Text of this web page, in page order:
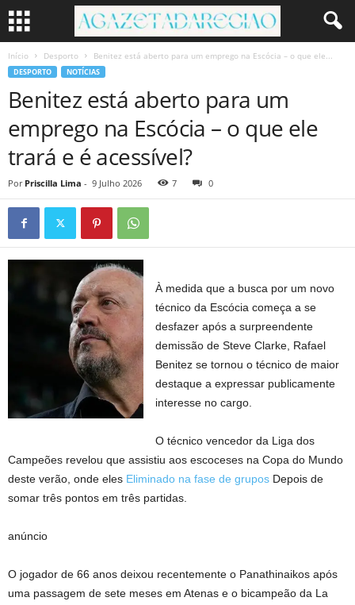
Início Desporto Benitez está aberto para um emprego na Escócia – o que ele...
DESPORTO NOTÍCIAS
Benitez está aberto para um
emprego na Escócia – o que ele
trará e é acessível?
Por Priscilla Lima - 9 Julho 2026 7 0
À medida que a busca por um novo
técnico da Escócia começa a se
desfazer após a surpreendente
demissão de Steve Clarke, Rafael
Benitez se tornou o técnico de maior
destaque a expressar publicamente
interesse no cargo.
O técnico vencedor da Liga dos
Campeões revelou que assistiu aos escoceses na Copa do Mundo
deste verão, onde eles Eliminado na fase de grupos Depois de
somar três pontos em três partidas.
anúncio
O jogador de 66 anos deixou recentemente o Panathinaikos após
uma passagem de sete meses em Atenas e o bicampeão da La